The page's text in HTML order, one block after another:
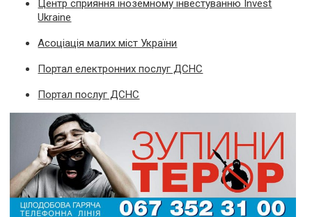
Центр сприяння іноземному інвестуванню Invest
Ukraine
Асоціація малих міст України
Портал електронних послуг ДСНС
Портал послуг ДСНС